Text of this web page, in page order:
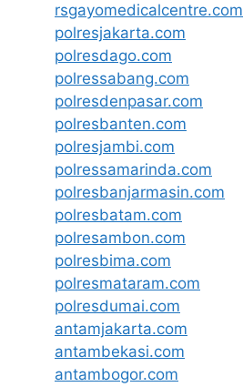
rsgayomedicalcentre.com
polresjakarta.com
polresdago.com
polressabang.com
polresdenpasar.com
polresbanten.com
polresjambi.com
polressamarinda.com
polresbanjarmasin.com
polresbatam.com
polresambon.com
polresbima.com
polresmataram.com
polresdumai.com
antamjakarta.com
antambekasi.com
antambogor.com